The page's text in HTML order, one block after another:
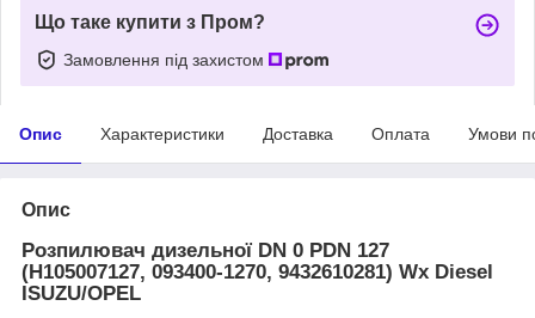
Що таке купити з Пром?
Замовлення під захистом
Опис Характеристики Доставка Оплата Умови
Опис
Розпилювач дизельної DN 0 PDN 127
(H105007127, 093400-1270, 9432610281) Wx Diesel
ISUZU/OPEL